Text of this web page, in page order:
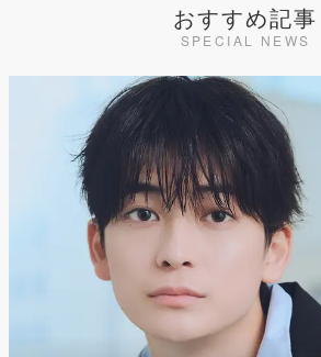
おすすめ記事
SPECIAL NEWS